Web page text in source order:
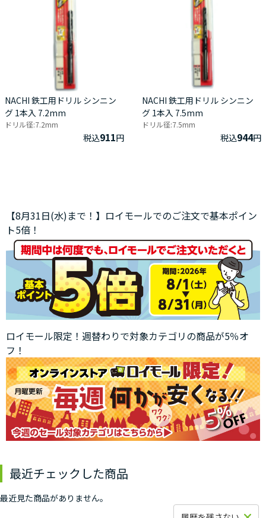
NACHI 鉄工用ドリル シンニン
グ 1本入 7.2mm
ドリル径:7.2mm
税込911円
NACHI 鉄工用ドリル シンニン
グ 1本入 7.5mm
ドリル径:7.5mm
税込944円
【8月31日(水)まで！】ロイモールでのご注文で基本ポイン
ト5倍！
ロイモール限定！週替わりで対象カテゴリの商品が5％オ
フ！
最近チェックした商品
最近見た商品がありません。